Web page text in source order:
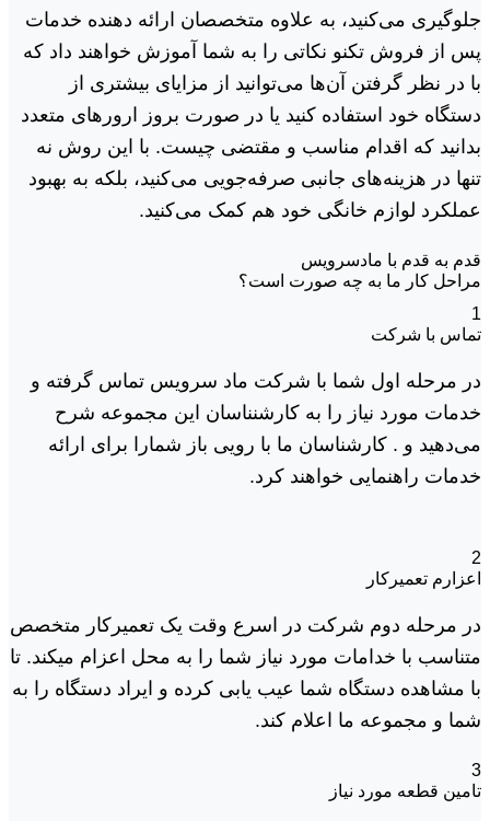
جلوگیری می‌کنید، به علاوه متخصصان ارائه دهنده خدمات
پس از فروش تکنو نکاتی را به شما آموزش خواهند داد که
با در نظر گرفتن آن‌ها می‌توانید از مزایای بیشتری از
دستگاه خود استفاده کنید یا در صورت بروز ارورهای متعدد
بدانید که اقدام مناسب و مقتضی چیست. با این روش نه
تنها در هزینه‌های جانبی صرفه‌جویی می‌کنید، بلکه به بهبود
عملکرد لوازم خانگی خود هم کمک می‌کنید.
قدم به قدم با مادسرویس
مراحل کار ما به چه صورت است؟
1
تماس با شرکت
در مرحله اول شما با شرکت ماد سرویس تماس گرفته و
خدمات مورد نیاز را به کارشنناسان این مجموعه شرح
می‌دهید و . کارشناسان ما با رویی باز شمارا برای ارائه
خدمات راهنمایی خواهند کرد.
2
اعزارم تعمیرکار
در مرحله دوم شرکت در اسرع وقت یک تعمیرکار متخصص
متناسب با خدامات مورد نیاز شما را به محل اعزام میکند. تا
با مشاهده دستگاه شما عیب یابی کرده و ایراد دستگاه را به
شما و مجموعه ما اعلام کند.
3
تامین قطعه مورد نیاز